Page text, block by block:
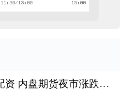
明富配资 内盘期货夜市涨跌各异，烧碱收涨超2.1%，焦煤跌超0.5%